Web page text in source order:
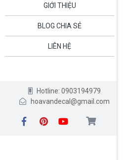
GIỚI THIỆU
BLOG CHIA SẺ
LIÊN HỆ
Hotline: 0903194979
hoavandecal@gmail.com